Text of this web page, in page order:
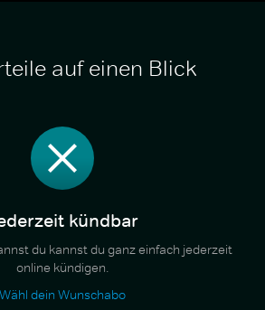
auf einen Blick
kündbar
du kannst du ganz einfach jederzeit
online kündigen.
Wähl dein Wunschabo